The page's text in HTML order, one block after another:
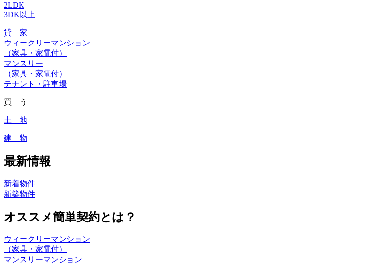
2LDK
3DK以上
貸 家
ウィークリーマンション
（家具・家電付）
マンスリー
（家具・家電付）
テナント・駐車場
買 う
土 地
建 物
最新情報
新着物件
新築物件
オススメ簡単契約とは？
ウィークリーマンション
（家具・家電付）
マンスリーマンション